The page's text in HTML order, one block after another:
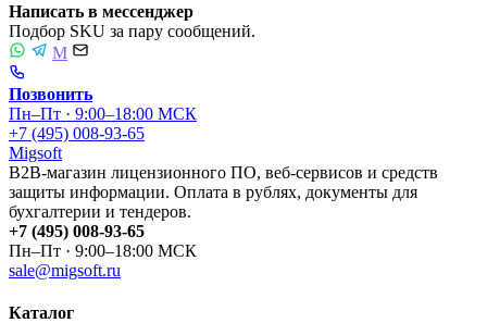
Написать в мессенджер
Подбор SKU за пару сообщений.
M
Позвонить
Пн–Пт · 9:00–18:00 МСК
+7 (495) 008-93-65
Migsoft
B2B-магазин лицензионного ПО, веб-сервисов и средств
защиты информации. Оплата в рублях, документы для
бухгалтерии и тендеров.
+7 (495) 008-93-65
Пн–Пт · 9:00–18:00 МСК
sale@migsoft.ru
Каталог